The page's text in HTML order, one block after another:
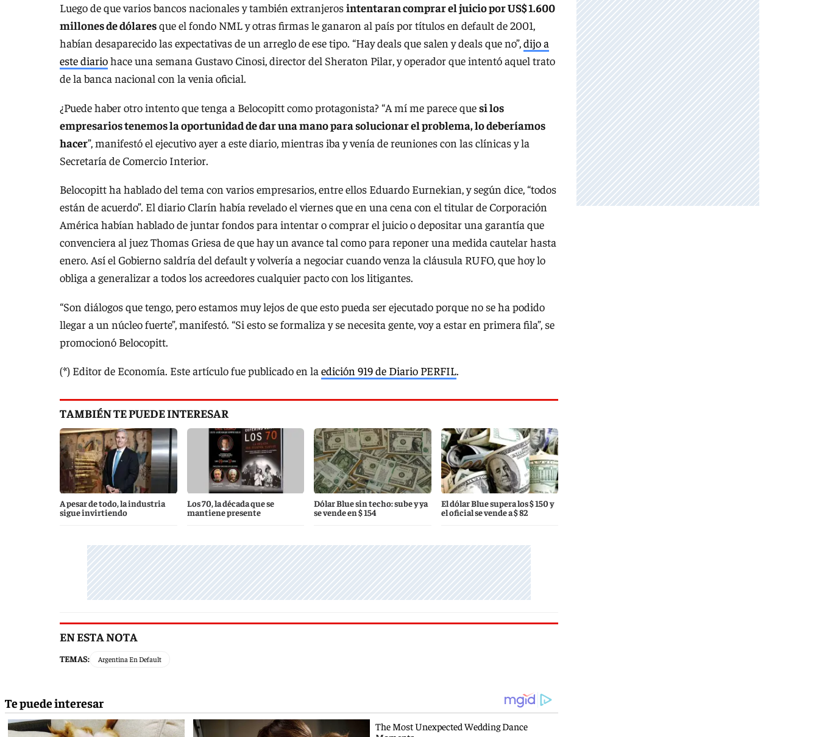
Luego de que varios bancos nacionales y también extranjerosintentaran comprar el juicio por US$ 1.600
millones de dólaresque el fondo NML y otras firmas le ganaron al país por títulos en default de 2001,
habían desaparecido las expectativas de un arreglo de ese tipo. “Hay deals que salen y deals que no”,dijo a
este diariohace una semana Gustavo Cinosi, director del Sheraton Pilar, y operador que intentó aquel trato
de la banca nacional con la venia oficial.
¿Puede haber otro intento que tenga a Belocopitt como protagonista? “A mí me parece quesi los
empresarios tenemos la oportunidad de dar una mano para solucionar el problema, lo deberíamos
hacer”, manifestó el ejecutivo ayer a este diario, mientras iba y venía de reuniones con las clínicas y la
Secretaría de Comercio Interior.
Belocopitt ha hablado del tema con varios empresarios, entre ellos Eduardo Eurnekian, y según dice, “todos
están de acuerdo”. El diario Clarín había revelado el viernes que en una cena con el titular de Corporación
América habían hablado de juntar fondos para intentar o comprar el juicio o depositar una garantía que
convenciera al juez Thomas Griesa de que hay un avance tal como para reponer una medida cautelar hasta
enero. Así el Gobierno saldría del default y volvería a negociar cuando venza la cláusula RUFO, que hoy lo
obliga a generalizar a todos los acreedores cualquier pacto con los litigantes.
“Son diálogos que tengo, pero estamos muy lejos de que esto pueda ser ejecutado porque no se ha podido
llegar a un núcleo fuerte”, manifestó. “Si esto se formaliza y se necesita gente, voy a estar en primera fila”, se
promocionó Belocopitt.
(*) Editor de Economía. Este artículo fue publicado en la edición 919 de Diario PERFIL.
TAMBIÉN TE PUEDE INTERESAR
A pesar de todo, la industria
sigue invirtiendo
Los 70, la década que se
mantiene presente
Dólar Blue sin techo: sube y ya
se vende en $ 154
El dólar Blue supera los $ 150 y
el oficial se vende a $ 82
EN ESTA NOTA
TEMAS: Argentina En Default